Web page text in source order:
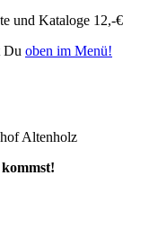
und Kataloge 12,-€
Du oben im Menü!
Altenholz